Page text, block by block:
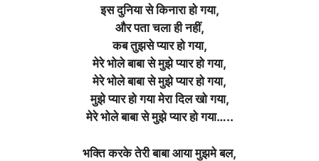
इस दुनिया से किनारा हो गया,
और पता चला ही नहीं,
कब तुझसे प्यार हो गया,
मेरे भोले बाबा से मुझे प्यार हो गया,
मेरे भोले बाबा से मुझे प्यार हो गया,
मुझे प्यार हो गया मेरा दिल खो गया,
मेरे भोले बाबा से मुझे प्यार हो गया…..
भक्ति करके तेरी बाबा आया मुझमे बल,